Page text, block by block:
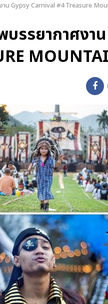
าน Gypsy Carnival #4 Treasure
รรยากาศงาน